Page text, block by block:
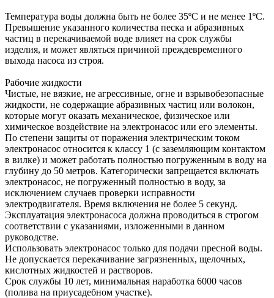
Температура воды должна быть не более 35ºС и не менее 1ºС.
Превышение указанного количества песка и абразивных
частиц в перекачиваемой воде влияет на срок службы
изделия, и может являться причиной преждевременного
выхода насоса из строя.
Рабочие жидкости
Чистые, не вязкие, не агрессивные, огне и взрывобезопасные
жидкости, не содержащие абразивных частиц или волокон,
которые могут оказать механическое, физическое или
химическое воздействие на электронасос или его элементы.
По степени защиты от поражения электрическим током
электронасос относится к классу 1 (с заземляющим контактом
в вилке) и может работать полностью погруженным в воду на
глубину до 50 метров. Категорически запрещается включать
электронасос, не погруженный полностью в воду, за
исключением случаев проверки исправности
электродвигателя. Время включения не более 5 секунд.
Эксплуатация электронасоса должна проводиться в строгом
соответствии с указаниями, изложенными в данном
руководстве.
Использовать электронасос только для подачи пресной воды.
Не допускается перекачивание загрязненных, щелочных,
кислотных жидкостей и растворов.
Срок службы 10 лет, минимальная наработка 6000 часов
(полива на приусадебном участке).